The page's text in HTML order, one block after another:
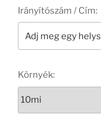
Irányítószám / Cím:
Környék: